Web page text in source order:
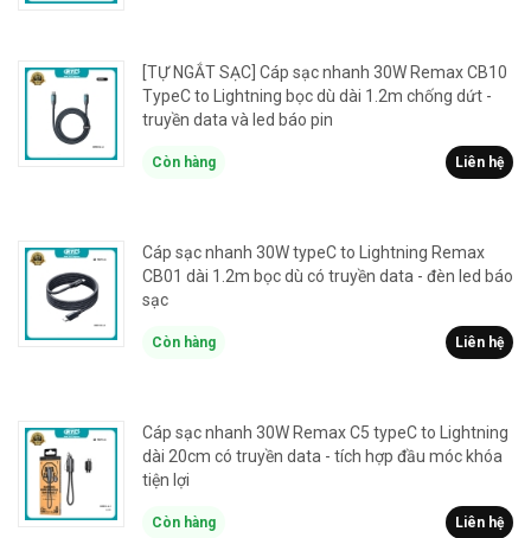
[TỰ NGẮT SẠC] Cáp sạc nhanh 30W Remax CB10
TypeC to Lightning bọc dù dài 1.2m chống dứt -
truyền data và led báo pin
Còn hàng Liên hệ
Cáp sạc nhanh 30W typeC to Lightning Remax
CB01 dài 1.2m bọc dù có truyền data - đèn led báo
sạc
Còn hàng Liên hệ
Cáp sạc nhanh 30W Remax C5 typeC to Lightning
dài 20cm có truyền data - tích hợp đầu móc khóa
tiện lợi
Còn hàng Liên hệ